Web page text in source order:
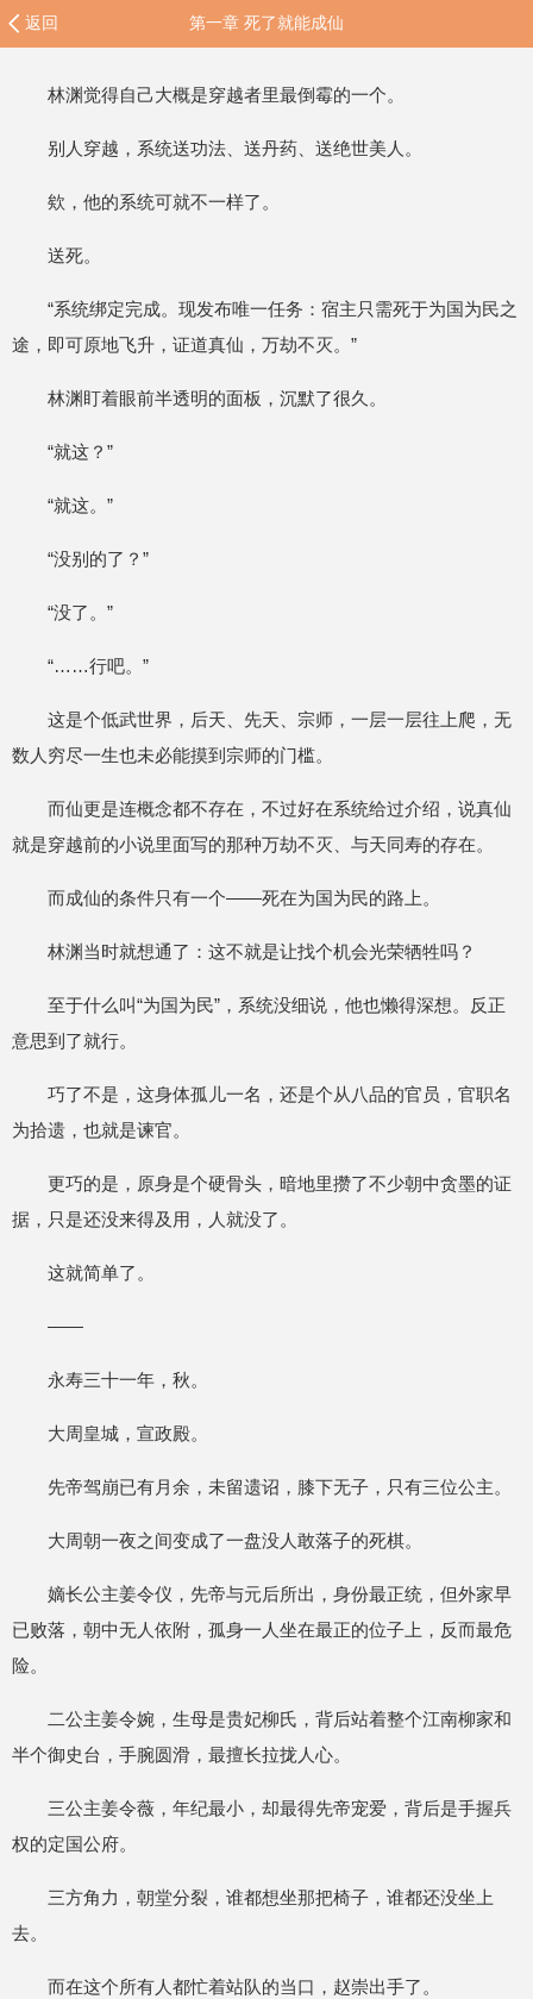
返回 第一章 死了就能成仙
林渊觉得自己大概是穿越者里最倒霉的一个。
别人穿越，系统送功法、送丹药、送绝世美人。
欸，他的系统可就不一样了。
送死。
“系统绑定完成。现发布唯一任务：宿主只需死于为国为民之
途，即可原地飞升，证道真仙，万劫不灭。”
林渊盯着眼前半透明的面板，沉默了很久。
“就这？”
“就这。”
“没别的了？”
“没了。”
“……行吧。”
这是个低武世界，后天、先天、宗师，一层一层往上爬，无
数人穷尽一生也未必能摸到宗师的门槛。
而仙更是连概念都不存在，不过好在系统给过介绍，说真仙
就是穿越前的小说里面写的那种万劫不灭、与天同寿的存在。
而成仙的条件只有一个——死在为国为民的路上。
林渊当时就想通了：这不就是让找个机会光荣牺牲吗？
至于什么叫“为国为民”，系统没细说，他也懒得深想。反正
意思到了就行。
巧了不是，这身体孤儿一名，还是个从八品的官员，官职名
为拾遗，也就是谏官。
更巧的是，原身是个硬骨头，暗地里攒了不少朝中贪墨的证
据，只是还没来得及用，人就没了。
这就简单了。
——
永寿三十一年，秋。
大周皇城，宣政殿。
先帝驾崩已有月余，未留遗诏，膝下无子，只有三位公主。
大周朝一夜之间变成了一盘没人敢落子的死棋。
嫡长公主姜令仪，先帝与元后所出，身份最正统，但外家早
已败落，朝中无人依附，孤身一人坐在最正的位子上，反而最危
险。
二公主姜令婉，生母是贵妃柳氏，背后站着整个江南柳家和
半个御史台，手腕圆滑，最擅长拉拢人心。
三公主姜令薇，年纪最小，却最得先帝宠爱，背后是手握兵
权的定国公府。
三方角力，朝堂分裂，谁都想坐那把椅子，谁都还没坐上
去。
而在这个所有人都忙着站队的当口，赵崇出手了。